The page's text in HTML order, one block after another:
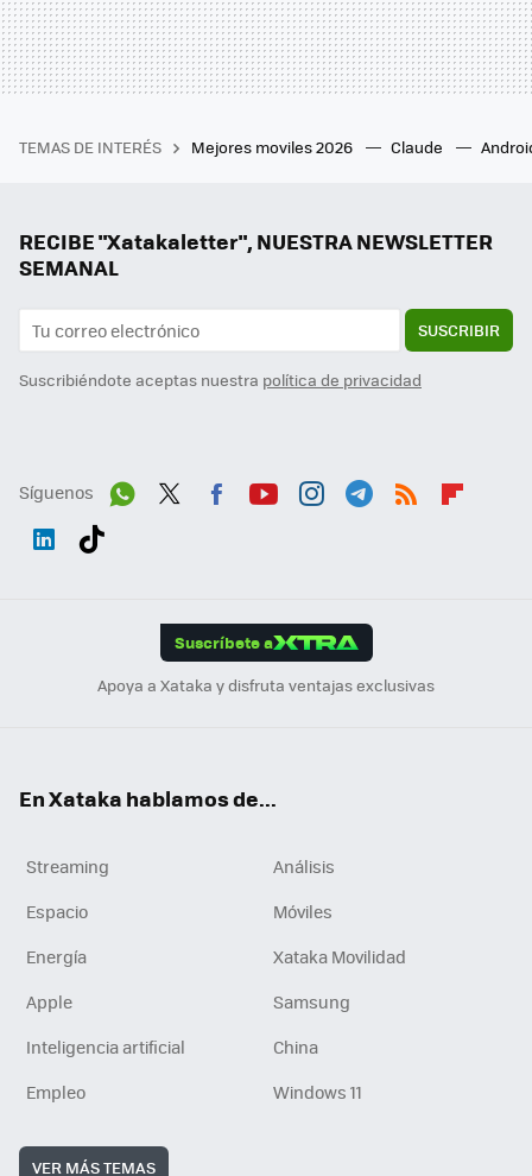
TEMAS DE INTERÉS Mejores moviles 2026 Claude
RECIBE "Xatakaletter", NUESTRA NEWSLETTER
SEMANAL
SUSCRIBIR
Suscribiéndote aceptas nuestra política de privacidad
Síguenos
Suscríbete a
Apoya a Xataka y disfruta ventajas exclusivas
En Xataka hablamos de...
Streaming
Análisis
Espacio
Móviles
Energía
Xataka Movilidad
Apple
Samsung
Inteligencia artificial
China
Empleo
Windows 11
VER MÁS TEMAS